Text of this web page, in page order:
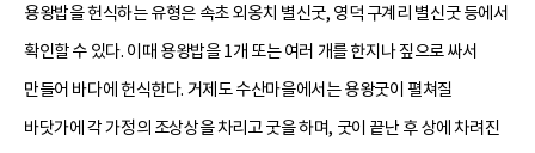
용왕밥을 헌식하는 유형은 속초 외옹치 별신굿, 영덕 구계리 별신굿 등에서
확인할 수 있다. 이때 용왕밥을 1개 또는 여러 개를 한지나 짚으로 싸서
만들어 바다에 헌식한다. 거제도 수산마을에서는 용왕굿이 펼쳐질
바닷가에 각 가정의 조상상을 차리고 굿을 하며, 굿이 끝난 후 상에 차려진